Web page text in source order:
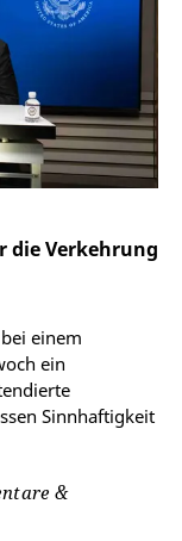
die Verkehrung
einem
ein
Sinnhaftigkeit
&